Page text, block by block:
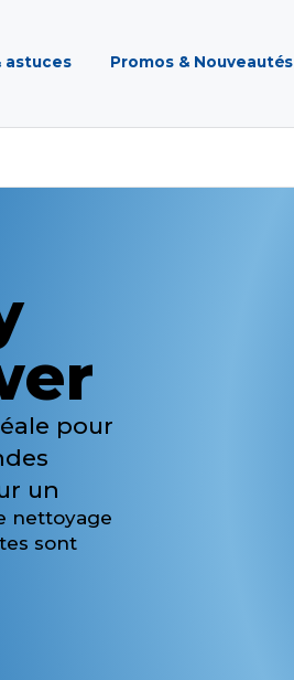
astuces Promos & Nouveautés
pour
un
nettoyage
sont